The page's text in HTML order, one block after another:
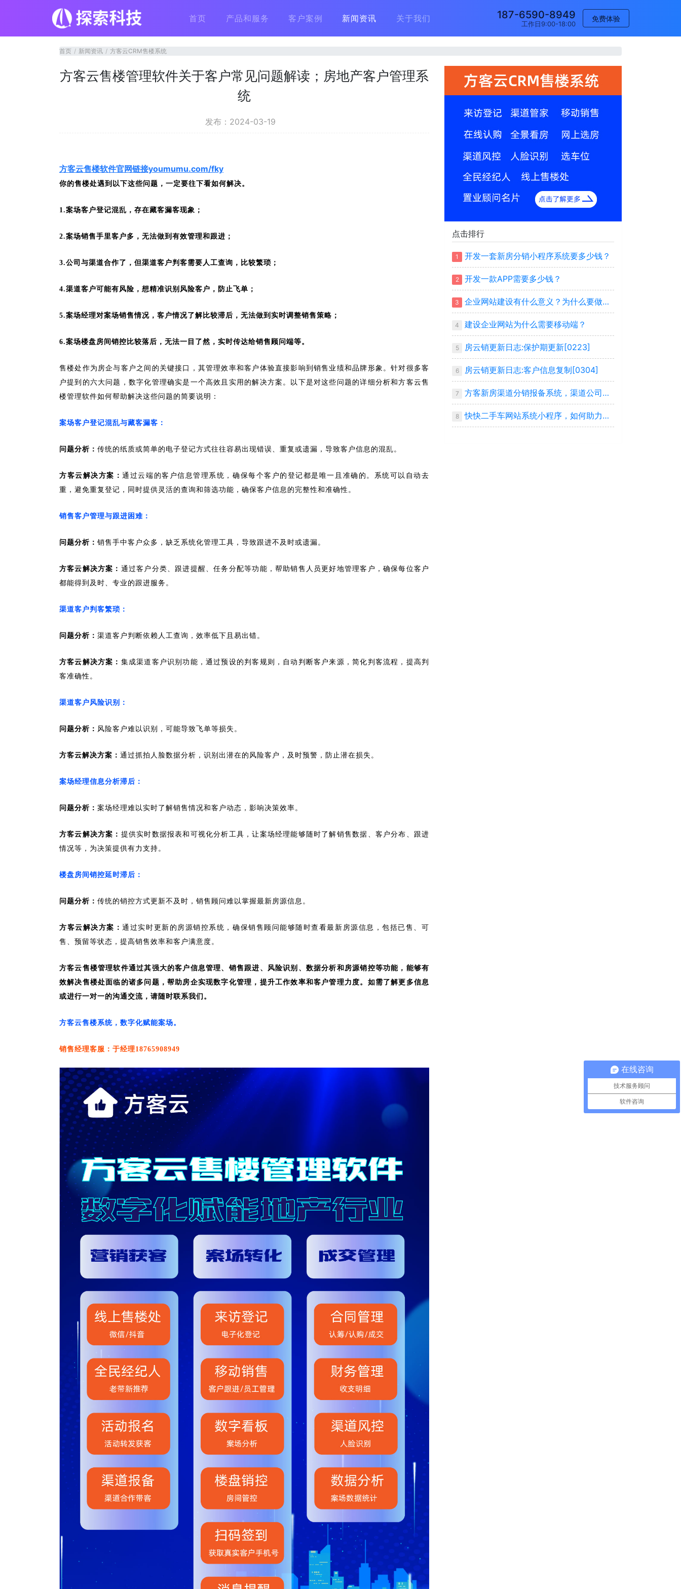
首页 产品和服务 客户案例 新闻资讯 关于我们 187-6590-8949
工作日9:00-18:00
免费体验
首页 新闻资讯 方客云CRM售楼系统
方客云售楼管理软件关于客户常见问题解读；房地产客户管理系
统
发布：2024-03-19
方客云售楼软件官网链接youmumu.com/fky
你的售楼处遇到以下这些问题，一定要往下看如何解决。
1.案场客户登记混乱，存在藏客漏客现象；
2.案场销售手里客户多，无法做到有效管理和跟进；
3.公司与渠道合作了，但渠道客户判客需要人工查询，比较繁琐；
4.渠道客户可能有风险，想精准识别风险客户，防止飞单；
5.案场经理对案场销售情况，客户情况了解比较滞后，无法做到实时调整销售策略；
6.案场楼盘房间销控比较落后，无法一目了然，实时传达给销售顾问端等。
售楼处作为房企与客户之间的关键接口，其管理效率和客户体验直接影响到销售业绩和品牌形象。针对很多客
户提到的六大问题，数字化管理确实是一个高效且实用的解决方案。以下是对这些问题的详细分析和方客云售
楼管理软件如何帮助解决这些问题的简要说明：
案场客户登记混乱与藏客漏客：
问题分析： 传统的纸质或简单的电子登记方式往往容易出现错误、重复或遗漏，导致客户信息的混乱。
方客云解决方案：通过云端的客户信息管理系统，确保每个客户的登记都是唯一且准确的。系统可以自动去
重，避免重复登记，同时提供灵活的查询和筛选功能，确保客户信息的完整性和准确性。
销售客户管理与跟进困难：
问题分析： 销售手中客户众多，缺乏系统化管理工具，导致跟进不及时或遗漏。
方客云解决方案： 通过客户分类、跟进提醒、任务分配等功能，帮助销售人员更好地管理客户，确保每位客户
都能得到及时、专业的跟进服务。
渠道客户判客繁琐：
问题分析： 渠道客户判断依赖人工查询，效率低下且易出错。
方客云解决方案： 集成渠道客户识别功能，通过预设的判客规则，自动判断客户来源，简化判客流程，提高判
客准确性。
渠道客户风险识别：
问题分析： 风险客户难以识别，可能导致飞单等损失。
方客云解决方案： 通过抓拍人脸数据分析，识别出潜在的风险客户，及时预警，防止潜在损失。
案场经理信息分析滞后：
问题分析： 案场经理难以实时了解销售情况和客户动态，影响决策效率。
方客云解决方案： 提供实时数据报表和可视化分析工具，让案场经理能够随时了解销售数据、客户分布、跟进
情况等，为决策提供有力支持。
楼盘房间销控延时滞后：
问题分析： 传统的销控方式更新不及时，销售顾问难以掌握最新房源信息。
方客云解决方案：通过实时更新的房源销控系统，确保销售顾问能够随时查看最新房源信息，包括已售、可
售、预留等状态，提高销售效率和客户满意度。
方客云售楼管理软件通过其强大的客户信息管理、销售跟进、风险识别、数据分析和房源销控等功能，能够有
效解决售楼处面临的诸多问题，帮助房企实现数字化管理，提升工作效率和客户管理力度。如需了解更多信息
或进行一对一的沟通交流，请随时联系我们。
方客云售楼系统，数字化赋能案场。
销售经理客服：于经理18765908949
点击排行
1 开发一套新房分销小程序系统要多少钱？
2 开发一款APP需要多少钱？
3 企业网站建设有什么意义？为什么要做企业网站？
4 建设企业网站为什么需要移动端？
5 房云销更新日志:保护期更新[0223]
6 房云销更新日志:客户信息复制[0304]
7 方客新房渠道分销报备系统，渠道公司的必选系统
8 快快二手车网站系统小程序，如何助力车商搭建自己平台
在线咨询
技术服务顾问
软件咨询